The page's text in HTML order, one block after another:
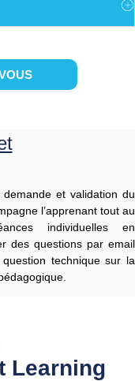
demande et validation du
l’apprenant tout au
individuelles en
desquestions paremail
technique sur la
Learning